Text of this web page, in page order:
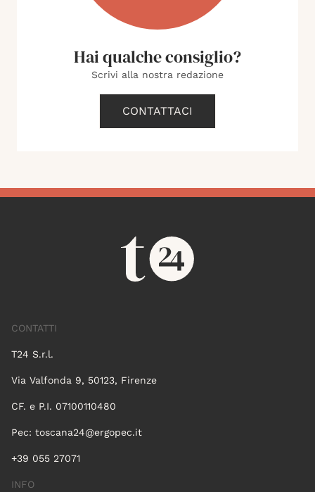
Hai qualche consiglio?
Scrivi alla nostra redazione
CONTATTACI
CONTATTI
T24 S.r.l.
Via Valfonda 9, 50123, Firenze
CF. e P.I. 07100110480
Pec: toscana24@ergopec.it
+39 055 27071
INFO